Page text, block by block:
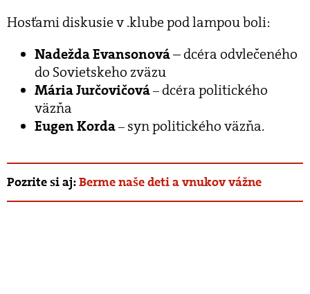
Hosťami diskusie v .klube pod lampou boli:
Nadežda Evansonová– dcéra odvlečeného
do Sovietskeho zväzu
Mária Jurčovičová–dcéra politického
väzňa
Eugen Korda– syn politického väzňa.
Pozrite si aj:Berme naše deti a vnukov vážne